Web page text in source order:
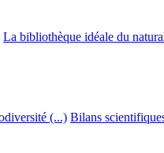
La bibliothèque idéale du
(...) Bilans